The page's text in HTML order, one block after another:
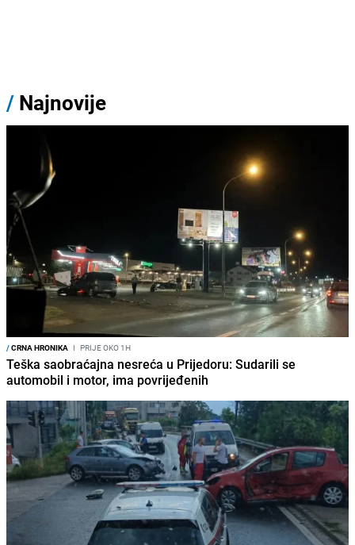
/ Najnovije
/CRNA HRONIKA I PRIJE OKO 1H
Teška saobraćajna nesreća u Prijedoru: Sudarili se
automobil i motor, ima povrijeđenih